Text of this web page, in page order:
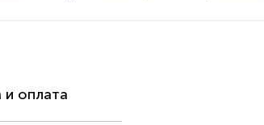
и оплата